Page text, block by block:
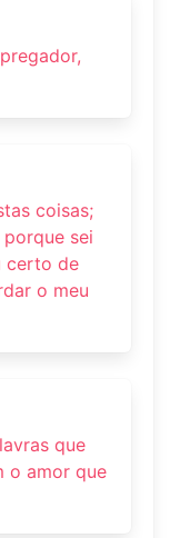
coisas;
sei
certo de
o meu
que
o amor que